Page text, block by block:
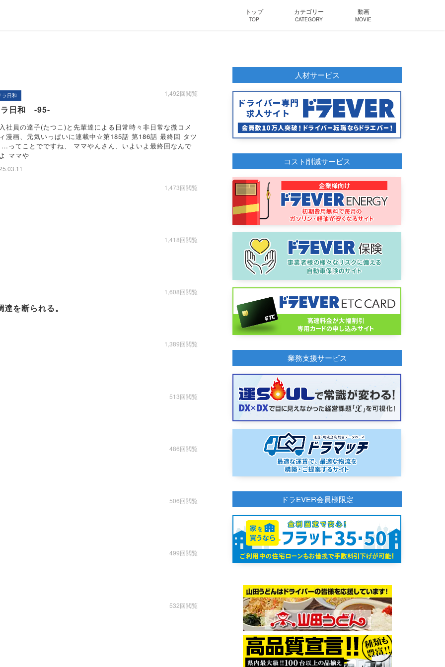
トップ
TOP
カテゴリー
CATEGORY
動画
MOVIE
ラ日和 1,492回閲覧
日和 -95-
社員の達子(たつこ)と先輩達による日常時々非日常な微コメ
漫画、元気いっぱいに連載中☆第185話 第186話 最終回 タツ
ってことでですね、 ママやんさん、いよいよ最終回なんで
ママや
1,473回閲覧
1,418回閲覧
1,608回閲覧
を断られる。
1,389回閲覧
513回閲覧
486回閲覧
506回閲覧
499回閲覧
532回閲覧
人材サービス
コスト削減サービス
業務支援サービス
ドラEVER会員様限定